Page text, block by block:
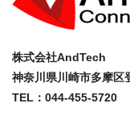
株式会社AndTech
神奈川県川崎市多摩区
TEL：044-455-5720